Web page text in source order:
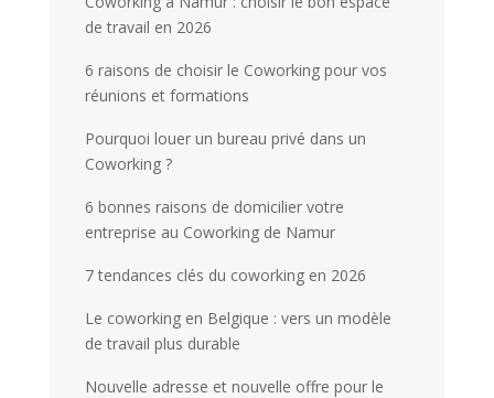
de travail en 2026
6 raisons de choisir le Coworking pour vos
réunions et formations
Pourquoi louer un bureau privé dans un
Coworking ?
6 bonnes raisons de domicilier votre
entreprise au Coworking de Namur
7 tendances clés du coworking en 2026
Le coworking en Belgique : vers un modèle
de travail plus durable
Nouvelle adresse et nouvelle offre pour le